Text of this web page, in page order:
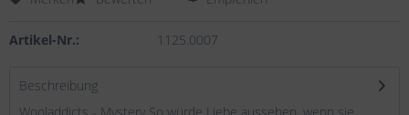
Artikel-Nr.: 1125.0007
Beschreibung